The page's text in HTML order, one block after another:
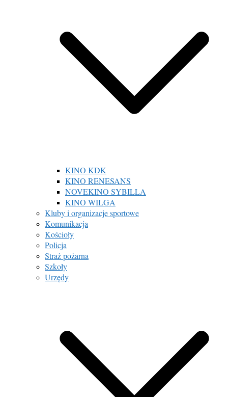
KINO KDK
KINO RENESANS
NOVEKINO SYBILLA
KINO WILGA
Kluby i organizacje sportowe
Komunikacja
Kościoły
Policja
Straż pożarna
Szkoły
Urzędy